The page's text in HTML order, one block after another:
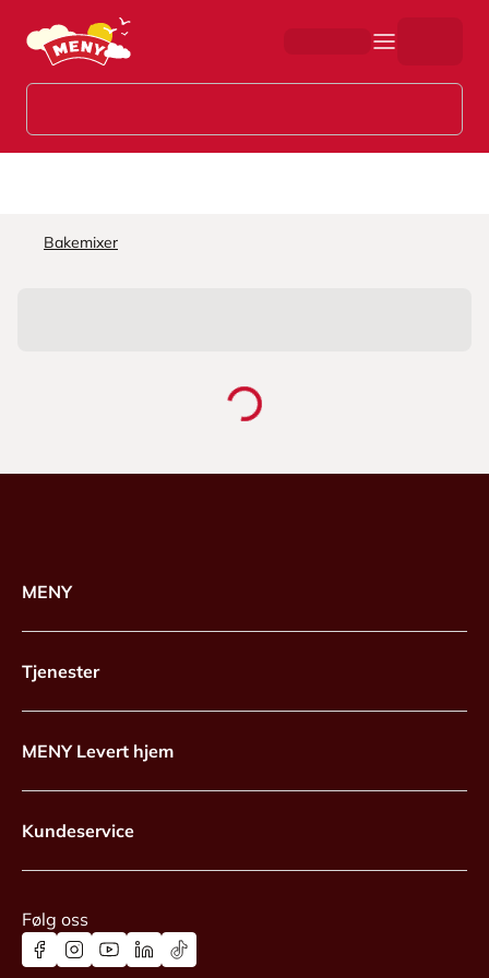
Hopp til hovedinnhold
Bakemixer
MENY
Tjenester
MENY Levert hjem
Kundeservice
Følg oss